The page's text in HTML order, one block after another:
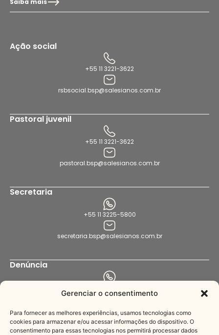
Gerenciar o consentimento
Para fornecer as melhores experiências, usamos tecnologias como
cookies para armazenar e/ou acessar informações do dispositivo. O
consentimento para essas tecnologias nos permitirá processar dados
Saiba mais
Ação social
+55 11 3221-3622
rsbsocial.bsp@salesianos.com.br
Pastoral juvenil
+55 11 3221-3622
pastoral.bsp@salesianos.com.br
Secretaria
+55 11 3225-5800
secretaria.bsp@salesianos.com.br
Denúncia
denuncia.bsp@salesianos.com.br